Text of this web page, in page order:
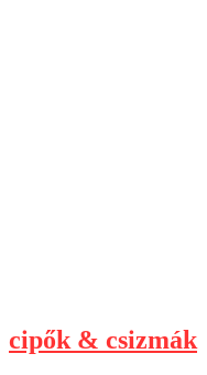
cipők & csizmák